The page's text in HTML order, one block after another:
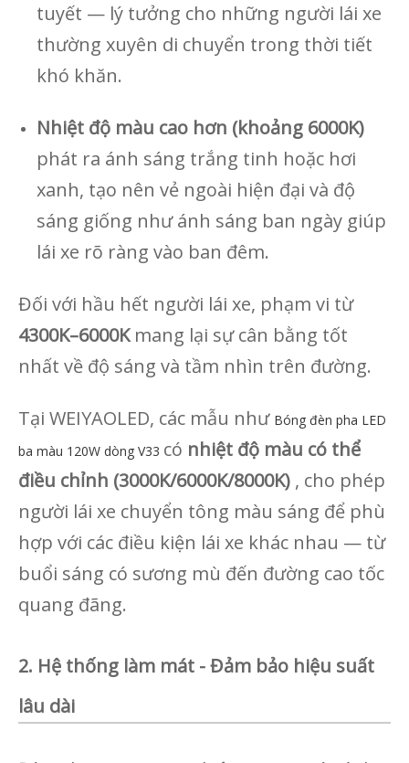
tuyết — lý tưởng cho những người lái xe
thường xuyên di chuyển trong thời tiết
khó khăn.
Nhiệt độ màu cao hơn (khoảng 6000K)
phát ra ánh sáng trắng tinh hoặc hơi
xanh, tạo nên vẻ ngoài hiện đại và độ
sáng giống như ánh sáng ban ngày giúp
lái xe rõ ràng vào ban đêm.
Đối với hầu hết người lái xe, phạm vi từ
4300K–6000Kmang lại sự cân bằng tốt
nhất về độ sáng và tầm nhìn trên đường.
Tại WEIYAOLED, các mẫu như Bóng đèn pha LED
ba màu 120W dòng V33 có nhiệt độ màu có thể
điều chỉnh (3000K/6000K/8000K) , cho phép
người lái xe chuyển tông màu sáng để phù
hợp với các điều kiện lái xe khác nhau — từ
buổi sáng có sương mù đến đường cao tốc
quang đãng.
2. Hệ thống làm mát - Đảm bảo hiệu suất
lâu dài